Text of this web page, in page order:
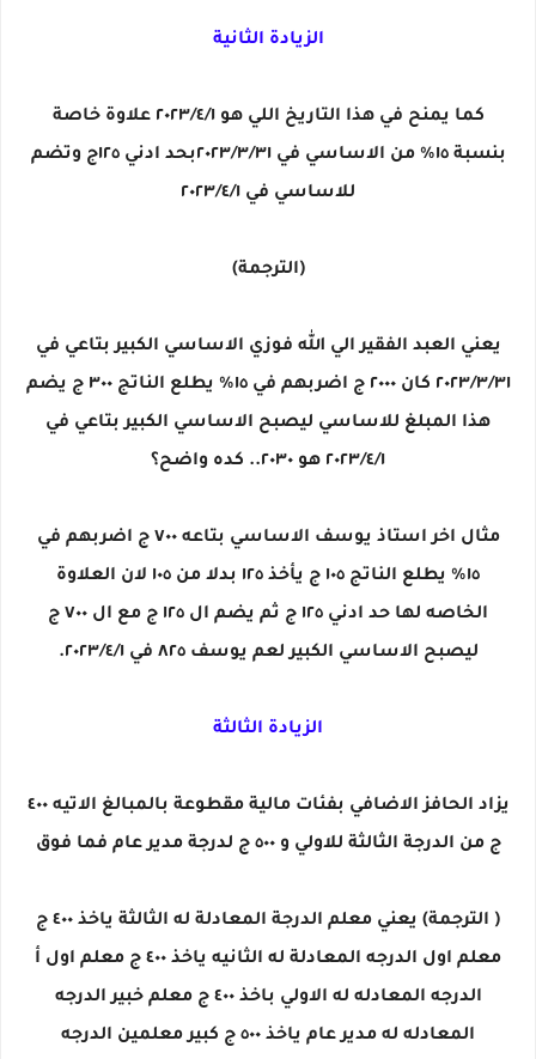
الزيادة الثانية
كما يمنح في هذا التاريخ اللي هو ٢٠٢٣/٤/١ علاوة خاصة
بنسبة ١٥٪ من الاساسي في ٢٠٢٣/٣/٣١بحد ادني ١٢٥ج وتضم
للاساسي في ٢٠٢٣/٤/١
(الترجمة)
يعني العبد الفقير الي الله فوزي الاساسي الكبير بتاعي في
٢٠٢٣/٣/٣١ كان ٢٠٠٠ ج اضربهم في ١٥٪ يطلع الناتج ٣٠٠ ج يضم
هذا المبلغ للاساسي ليصبح الاساسي الكبير بتاعي في
٢٠٢٣/٤/١ هو ٢٠٣٠.. كده واضح؟
مثال اخر استاذ يوسف الاساسي بتاعه ٧٠٠ ج اضربهم في
١٥٪ يطلع الناتج ١٠٥ ج يأخذ ١٢٥ بدلا من ١٠٥ لان العلاوة
الخاصه لها حد ادني ١٢٥ ج ثم يضم ال ١٢٥ ج مع ال ٧٠٠ ج
ليصبح الاساسي الكبير لعم يوسف ٨٢٥ في ٢٠٢٣/٤/١.
الزيادة الثالثة
يزاد الحافز الاضافي بفئات مالية مقطوعة بالمبالغ الاتيه ٤٠٠
ج من الدرجة الثالثة للاولي و ٥٠٠ ج لدرجة مدير عام فما فوق
( الترجمة) يعني معلم الدرجة المعادلة له الثالثة ياخذ ٤٠٠ ج
معلم اول الدرجه المعادلة له الثانيه ياخذ ٤٠٠ ج معلم اول أ
الدرجه المعادله له الاولي باخذ ٤٠٠ ج معلم خبير الدرجه
المعادله له مدير عام ياخذ ٥٠٠ ج كبير معلمين الدرجه